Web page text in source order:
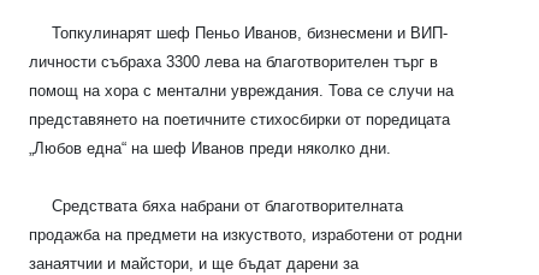
Топкулинарят шеф Пеньо Иванов, бизнесмени и ВИП-
личности събраха 3300 лева на благотворителен търг в
помощ на хора с ментални увреждания. Това се случи на
представянето на поетичните стихосбирки от поредицата
„Любов една“ на шеф Иванов преди няколко дни.
Средствата бяха набрани от благотворителната
продажба на предмети на изкуството, изработени от родни
занаятчии и майстори, и ще бъдат дарени за